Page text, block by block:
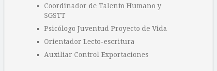
Coordinador de Talento Humano y
SGSTT
Psicólogo Juventud Proyecto de Vida
Orientador Lecto-escritura
Auxiliar Control Exportaciones